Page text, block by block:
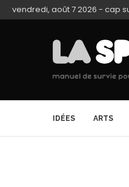
vendredi, août 7 2026 - cap
IDÉES ARTS